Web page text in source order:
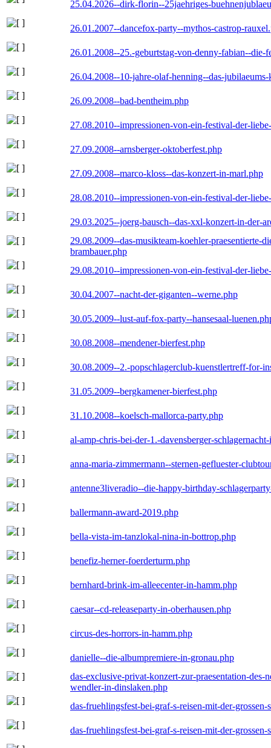
25.04.2026--dirk-florin--25jaehriges-
26.01.2007--dancefox-party--mythos-castrop-
26.01.2008--25.-geburtstag-von-denny-fabian--die-
26.04.2008--10-jahre-olaf-henning--das-
26.09.2008--bad-bentheim.php
27.08.2010--impressionen-von-ein-festival-der-
27.09.2008--arnsberger-oktoberfest.php
27.09.2008--marco-kloss--das-konzert-in-marl.php
28.08.2010--impressionen-von-ein-festival-der-
29.03.2025--joerg-bausch--das-xxl-konzert-in-der-
29.08.2009--das-musikteam-koehler-praesentierte-
brambauer.php
29.08.2010--impressionen-von-ein-festival-der-
30.04.2007--nacht-der-giganten--werne.php
30.05.2009--lust-auf-fox-party--hansesaal-
30.08.2008--mendener-bierfest.php
30.08.2009--2.-popschlagerclub-kuenstlertreff-for-
31.05.2009--bergkamener-bierfest.php
31.10.2008--koelsch-mallorca-party.php
al-amp-chris-bei-der-1.-davensberger-
anna-maria-zimmermann--sternen-gefluester-
antenne3liveradio--die-happy-birthday-
ballermann-award-2019.php
bella-vista-im-tanzlokal-nina-in-bottrop.php
benefiz-herner-foerderturm.php
bernhard-brink-im-alleecenter-in-hamm.php
caesar--cd-releaseparty-in-oberhausen.php
circus-des-horrors-in-hamm.php
danielle--die-albumpremiere-in-gronau.php
das-exclusive-privat-konzert-zur-praesentation-
wendler-in-dinslaken.php
das-fruehlingsfest-bei-graf-s-reisen-mit-der-
das-fruehlingsfest-bei-graf-s-reisen-mit-der-